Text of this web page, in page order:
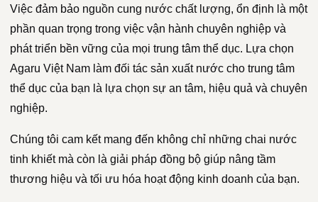
Việc đảm bảo nguồn cung nước chất lượng, ổn định là một
phần quan trọng trong việc vận hành chuyên nghiệp và
phát triển bền vững của mọi trung tâm thể dục. Lựa chọn
Agaru Việt Nam làm đối tác sản xuất nước cho trung tâm
thể dục của bạn là lựa chọn sự an tâm, hiệu quả và chuyên
nghiệp.
Chúng tôi cam kết mang đến không chỉ những chai nước
tinh khiết mà còn là giải pháp đồng bộ giúp nâng tầm
thương hiệu và tối ưu hóa hoạt động kinh doanh của bạn.